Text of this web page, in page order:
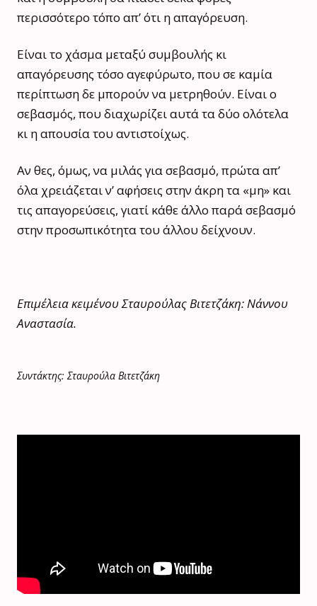
περισσότερο τόπο απ’ ότι η απαγόρευση.
Είναι το χάσμα μεταξύ συμβουλής κι
απαγόρευσης τόσο αγεφύρωτο, που σε καμία
περίπτωση δε μπορούν να μετρηθούν. Είναι ο
σεβασμός, που διαχωρίζει αυτά τα δύο ολότελα
κι η απουσία του αντιστοίχως.
Αν θες, όμως, να μιλάς για σεβασμό, πρώτα απ’
όλα χρειάζεται ν’ αφήσεις στην άκρη τα «μη» και
τις απαγορεύσεις, γιατί κάθε άλλο παρά σεβασμό
στην προσωπικότητα του άλλου δείχνουν.
Επιμέλεια κειμένου Σταυρούλας Βιτετζάκη: Νάννου
Αναστασία.
Συντάκτης: Σταυρούλα Βιτετζάκη